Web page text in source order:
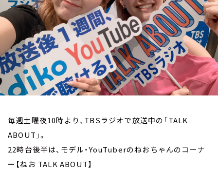
毎週土曜夜10時より、TBSラジオで放送中の「TALK
ABOUT」。
22時台後半は、モデル・YouTuberのねおちゃんのコーナ
ー【ねお TALK ABOUT】